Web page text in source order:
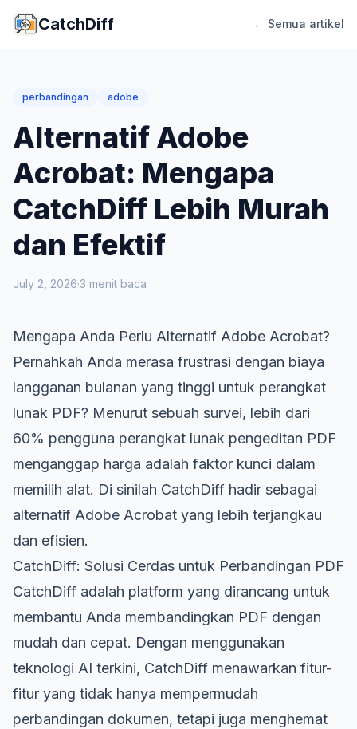
CatchDiff ← Semua artikel
perbandingan adobe
Alternatif Adobe
Acrobat: Mengapa
CatchDiff Lebih Murah
dan Efektif
July 2, 2026·3 menit baca
Mengapa Anda Perlu Alternatif Adobe Acrobat?
Pernahkah Anda merasa frustrasi dengan biaya
langganan bulanan yang tinggi untuk perangkat
lunak PDF? Menurut sebuah survei, lebih dari
60% pengguna perangkat lunak pengeditan PDF
menganggap harga adalah faktor kunci dalam
memilih alat. Di sinilah CatchDiff hadir sebagai
alternatif Adobe Acrobat yang lebih terjangkau
dan efisien.
CatchDiff: Solusi Cerdas untuk Perbandingan PDF
CatchDiff adalah platform yang dirancang untuk
membantu Anda membandingkan PDF dengan
mudah dan cepat. Dengan menggunakan
teknologi AI terkini, CatchDiff menawarkan fitur-
fitur yang tidak hanya mempermudah
perbandingan dokumen, tetapi juga menghemat